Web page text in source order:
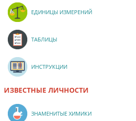
ЕДИНИЦЫ ИЗМЕРЕНИЙ
ТАБЛИЦЫ
ИНСТРУКЦИИ
ИЗВЕСТНЫЕ ЛИЧНОСТИ
ЗНАМЕНИТЫЕ ХИМИКИ